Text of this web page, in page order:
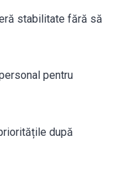
stabilitate fără să
pentru
după